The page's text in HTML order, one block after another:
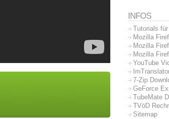
INFOS
Tutorials
Mozilla
Mozilla
Mozilla
YouTube
7-Zip
GeForce
TubeMate
TVöD
Sitemap